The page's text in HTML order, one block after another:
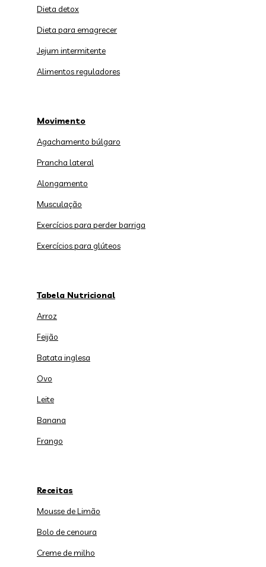
Dieta detox
Dieta para emagrecer
Jejum intermitente
Alimentos reguladores
Movimento
Agachamento búlgaro
Prancha lateral
Alongamento
Musculação
Exercícios para perder barriga
Exercícios para glúteos
Tabela Nutricional
Arroz
Feijão
Batata inglesa
Ovo
Leite
Banana
Frango
Receitas
Mousse de Limão
Bolo de cenoura
Creme de milho